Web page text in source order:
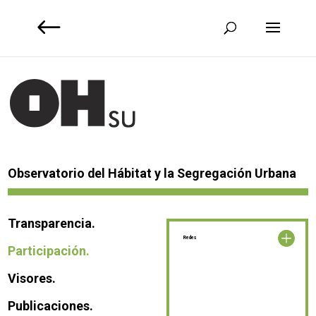
Observatorio del Hábitat y la Segregación Urbana
Transparencia.
Participación.
Visores.
Publicaciones.
Redes